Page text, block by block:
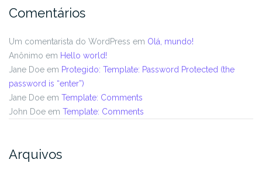
Comentários
Um comentarista do WordPress em Olá, mundo!
Anônimo em Hello world!
Jane Doe em Protegido: Template: Password Protected (the
password is “enter”)
Jane Doe em Template: Comments
John Doe em Template: Comments
Arquivos